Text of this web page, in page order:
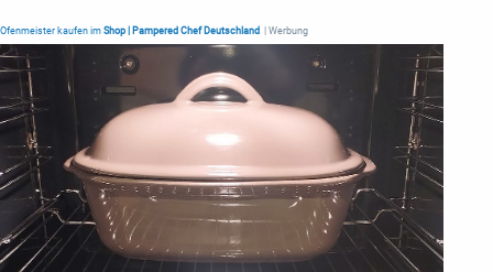
Ofenmeister kaufen im Shop | Pampered Chef Deutschland | Werbung